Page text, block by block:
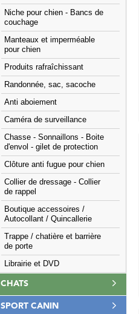
Niche pour chien - Bancs de
couchage
Manteaux et imperméable
pour chien
Produits rafraîchissant
Randonnée, sac, sacoche
Anti aboiement
Caméra de surveillance
Chasse - Sonnaillons - Boite
d'envol - gilet de protection
Clôture anti fugue pour chien
Collier de dressage - Collier
de rappel
Boutique accessoires /
Autocollant / Quincallerie
Trappe / chatière et barrière
de porte
Librairie et DVD
CHATS
SPORT CANIN